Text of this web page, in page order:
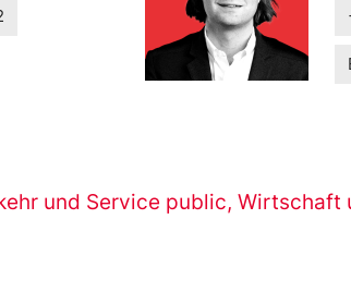
und Service public, Wirtschaft